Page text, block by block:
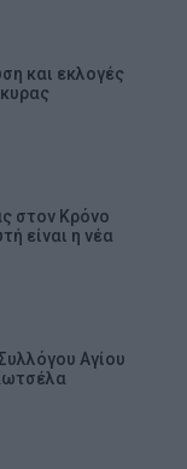
και εκλογές
στον Κρόνο
είναι η νέα
Αγίου